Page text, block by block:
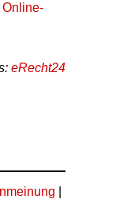
Online-
eRecht24